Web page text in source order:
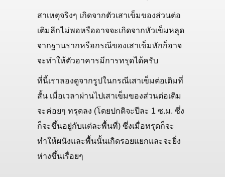
สาเหตุจริงๆ เกิดจากตัวเสาเข็มของส่วนต่อ
เติมลึกไม่พอหรืออาจจะเกิดจากหัวเข็มหลุด
จากฐานรากหรือกรณีของเสาเข็มหักก็อาจ
จะทำให้ตัวอาคารมีการทรุดได้ครับ
ที่นี้เราลองดูจากรูปในกรณีเสาเข็มต่อเติมที่
สั้น เมื่อเวลาผ่านไปเสาเข็มของส่วนต่อเติม
จะค่อยๆ ทรุดลง (โดยปกติจะปีละ 1 ซ.ม. ซึ่ง
ก็จะขึ้นอยู่กับแต่ละพื้นที่) ซึ่งเมื่อทรุดก็จะ
ทำให้ผนังและพื้นนั้นเกิดรอยแยกและจะยิ่ง
ห่างขึ้นเรื่อยๆ